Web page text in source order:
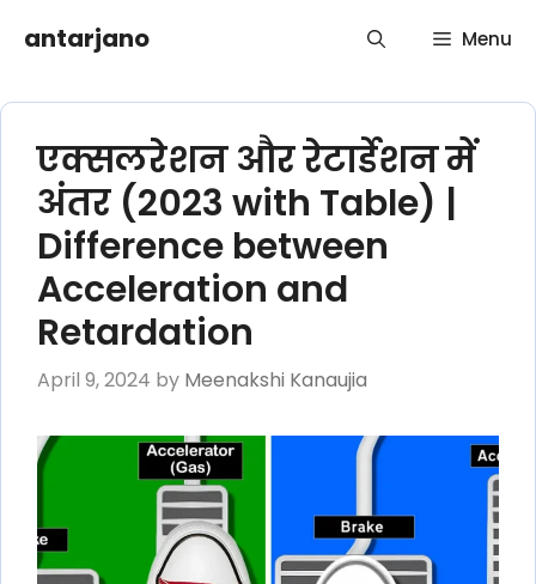
antarjano Menu
एक्सलरेशन और रेटार्डेशन में
अंतर (2023 with Table) |
Difference between
Acceleration and
Retardation
April 9, 2024 by Meenakshi Kanaujia